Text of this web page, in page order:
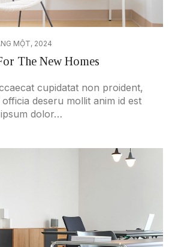
MỘT, 2024
The New Homes
cupidatat non proident,
deseru mollit anim id est
dolor…